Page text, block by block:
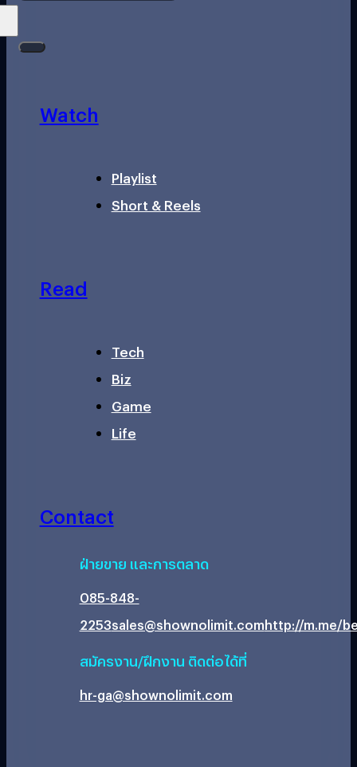
Watch
Playlist
Short & Reels
Read
Tech
Biz
Game
Life
Contact
ฝ่ายขาย และการตลาด
085-848-
2253sales@shownolimit.comhttp://m.me/
สมัครงาน/ฝึกงาน ติดต่อได้ที่
hr-ga@shownolimit.com